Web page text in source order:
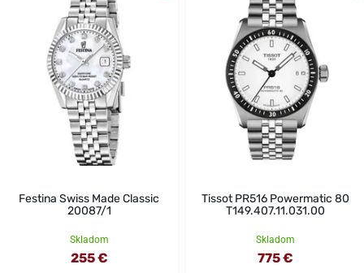
Festina Swiss Made Classic
20087/1
Skladom
255 €
Tissot PR516 Powermatic 80
T149.407.11.031.00
Skladom
775 €